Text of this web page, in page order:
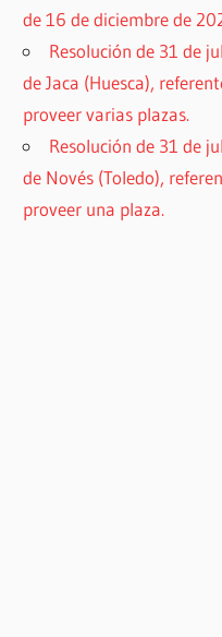
de 16 de diciembre de
Resolución de 31 de
de Jaca (Huesca),
proveer varias plazas.
Resolución de 31 de
de Novés (Toledo),
proveer una plaza.